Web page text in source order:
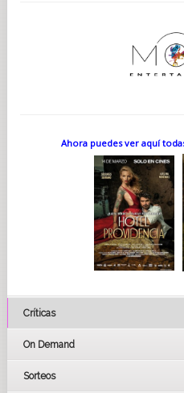
Ahora puedes ver aquí
Críticas
On Demand
Sorteos